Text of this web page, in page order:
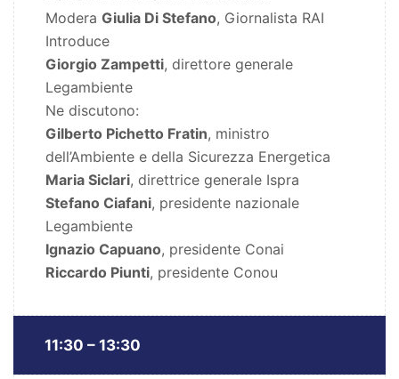
Modera Giulia Di Stefano, Giornalista RAI
Introduce
Giorgio Zampetti, direttore generale
Legambiente
Ne discutono:
Gilberto Pichetto Fratin, ministro
dell’Ambiente e della Sicurezza Energetica
Maria Siclari, direttrice generale Ispra
Stefano Ciafani, presidente nazionale
Legambiente
Ignazio Capuano, presidente Conai
Riccardo Piunti, presidente Conou
11:30 – 13:30